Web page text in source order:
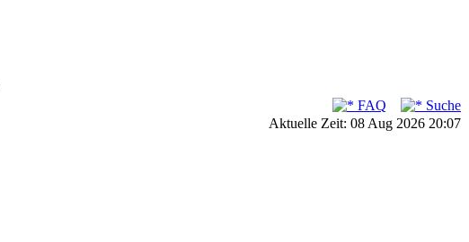
FAQ
Suche
Aktuelle Zeit: 08 Aug 2026 20:07